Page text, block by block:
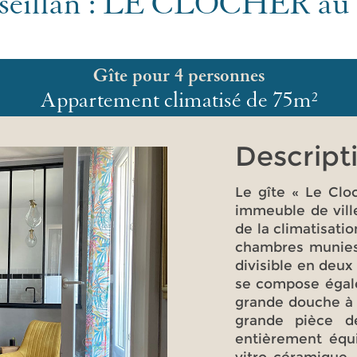
Gîte pour 4 personnes
Appartement climatisé de 75m²
Le gîte « Le
immeuble de
de la
chambres
divisible en
se compose
grande douche à
grande pièce
entièrement